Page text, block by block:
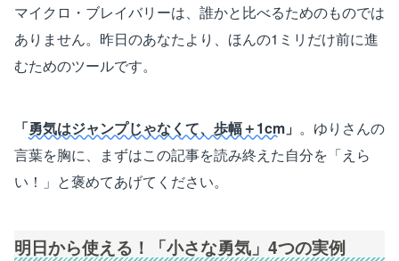
マイクロ・ブレイバリーは、誰かと比べるためのものでは
ありません。昨日のあなたより、ほんの1ミリだけ前に進
むためのツールです。
「勇気はジャンプじゃなくて、歩幅＋1cm 」 。ゆりさんの
言葉を胸に、まずはこの記事を読み終えた自分を「えら
い！」と褒めてあげてください。
明日から使える！「小さな勇気」4つの実例